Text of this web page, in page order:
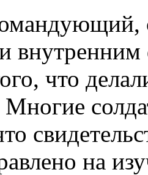
внутренним
что
на